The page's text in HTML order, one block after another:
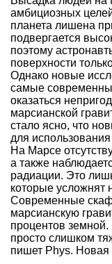
амбициозных
планета лишена
подвергается
поэтому
поверхности
Однако новые
самые
оказаться
марсианской
стало ясно, что
для
На Марсе
а также
радиации. Это
которые усложнят
Современные
марсианскую
процентов
просто слишком
пишет Phys. Новая